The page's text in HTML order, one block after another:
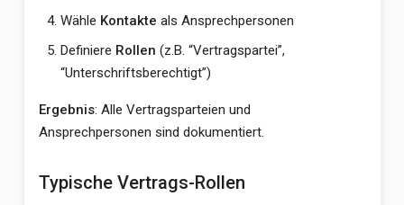
Wähle Kontakte als Ansprechpersonen
Definiere Rollen (z.B. “Vertragspartei”,
“Unterschriftsberechtigt”)
Ergebnis: Alle Vertragsparteien und
Ansprechpersonen sind dokumentiert.
Typische Vertrags-Rollen